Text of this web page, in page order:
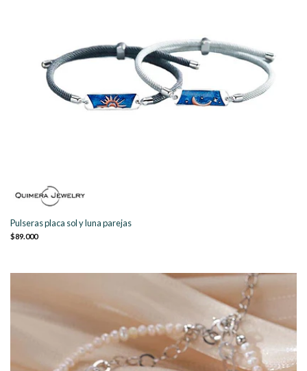
Pulseras placa sol y luna parejas
$89.000